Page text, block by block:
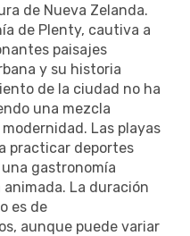
de Nueva Zelanda.
de Plenty, cautiva a
paisajes
y su historia
de la ciudad no ha
una mezcla
Las playas
practicar deportes
gastronomía
La duración
es de
aunque puede variar